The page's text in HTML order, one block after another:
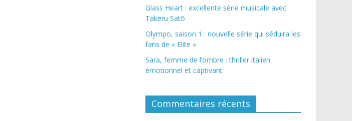
Glass Heart : excellente série musicale avec
Takeru Satō
Olympo, saison 1 : nouvelle série qui séduira les
fans de « Elite »
Sara, femme de l’ombre : thriller italien
émotionnel et captivant
Commentaires récents